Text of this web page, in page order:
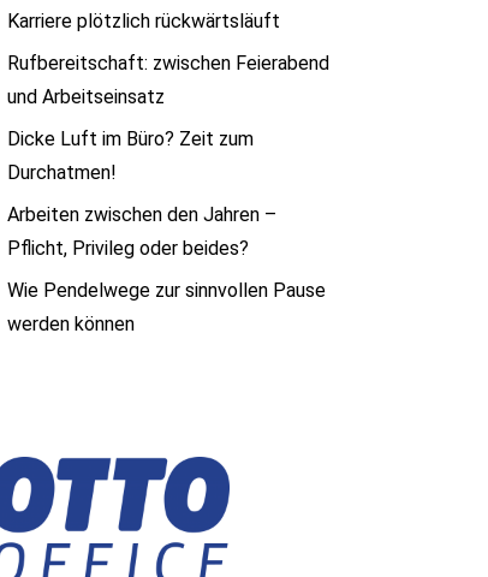
Karriere plötzlich rückwärtsläuft
Rufbereitschaft: zwischen Feierabend
und Arbeitseinsatz
Dicke Luft im Büro? Zeit zum
Durchatmen!
Arbeiten zwischen den Jahren –
Pflicht, Privileg oder beides?
Wie Pendelwege zur sinnvollen Pause
werden können